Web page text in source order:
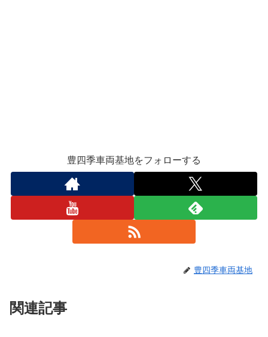
豊四季車両基地をフォローする
豊四季車両基地
関連記事